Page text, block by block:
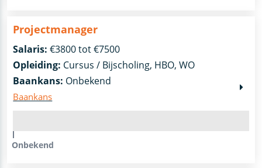
Projectmanager
Salaris: €3800 tot €7500
Opleiding: Cursus / Bijscholing, HBO, WO
Baankans: Onbekend
Baankans
Onbekend